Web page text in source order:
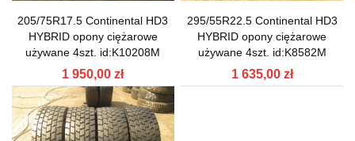
205/75R17.5 Continental HD3
HYBRID opony ciężarowe
używane 4szt. id:K10208M
1 950,00 zł
295/55R22.5 Continental HD3
HYBRID opony ciężarowe
używane 4szt. id:K8582M
1 635,00 zł